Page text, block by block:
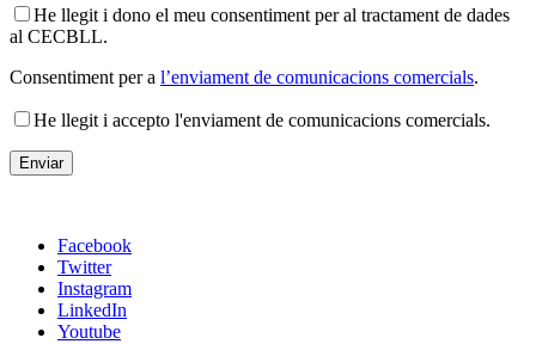
He llegit i dono el meu consentiment per al tractament de dades
al CECBLL.
Consentiment per a l’enviament de comunicacions comercials.
He llegit i accepto l'enviament de comunicacions comercials.
Facebook
Twitter
Instagram
LinkedIn
Youtube